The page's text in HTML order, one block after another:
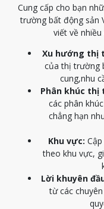
Cung cấp cho bạn
trường bất động sản
viết về
Xu hướng thị
của thị trường
cung,nhu
Phân khúc thị
các phân
chẳng hạn
Khu vực:
theo khu vực,
Lời khuyên
từ các